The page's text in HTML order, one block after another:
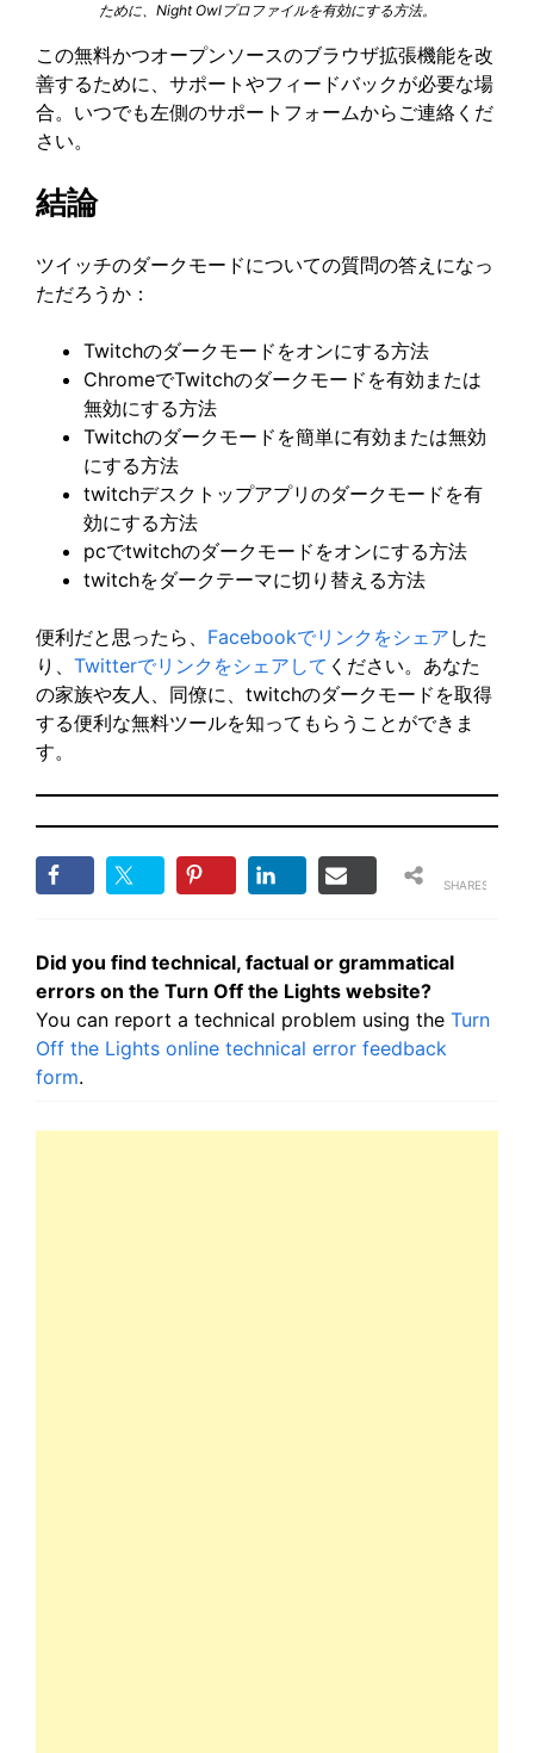
ために、Night Owlプロファイルを有効にする方法。
この無料かつオープンソースのブラウザ拡張機能を改
善するために、サポートやフィードバックが必要な場
合。いつでも左側のサポートフォームからご連絡くだ
さい。
結論
ツイッチのダークモードについての質問の答えになっ
ただろうか：
Twitchのダークモードをオンにする方法
ChromeでTwitchのダークモードを有効または
無効にする方法
Twitchのダークモードを簡単に有効または無効
にする方法
twitchデスクトップアプリのダークモードを有
効にする方法
pcでtwitchのダークモードをオンにする方法
twitchをダークテーマに切り替える方法
便利だと思ったら、 Facebookでリンクをシェア した
り、 Twitterでリンクをシェアして ください。あなた
の家族や友人、同僚に、twitchのダークモードを取得
する便利な無料ツールを知ってもらうことができま
す。
SHARES
Did you find technical, factual or grammatical
errors on the Turn Off the Lights website?
You can report a technical problem using the Turn
Off the Lights online technical error feedback
form.